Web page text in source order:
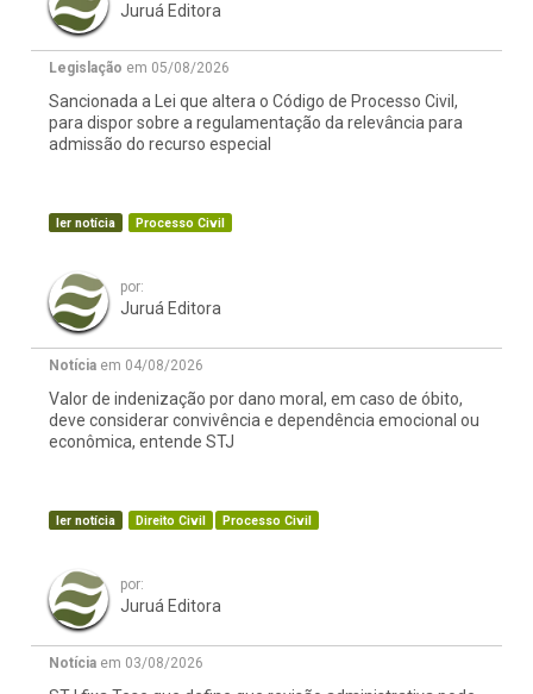
Juruá Editora
Legislação em 05/08/2026
Sancionada a Lei que altera o Código de Processo Civil,
para dispor sobre a regulamentação da relevância para
admissão do recurso especial
ler notícia Processo Civil
por:
Juruá Editora
Notícia em 04/08/2026
Valor de indenização por dano moral, em caso de óbito,
deve considerar convivência e dependência emocional ou
econômica, entende STJ
ler notícia Direito Civil Processo Civil
por:
Juruá Editora
Notícia em 03/08/2026